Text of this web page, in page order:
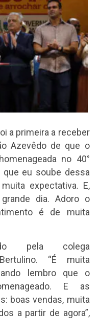
a primeira a receber
Azevêdo de que o
no 40°
que eu soube dessa
expectativa. E,
dia. Adoro o
é de muita
pela colega
“É muita
lembro que o
E as
boas vendas, muita
a partir de agora”,